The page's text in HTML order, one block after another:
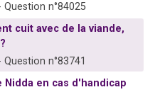
Question n°84025
cuit avec de la viande,
Question n°83741
Nidda en cas d'handicap